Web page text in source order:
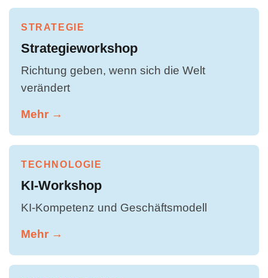
STRATEGIE
Strategieworkshop
Richtung geben, wenn sich die Welt
verändert
Mehr →
TECHNOLOGIE
KI-Workshop
KI-Kompetenz und Geschäftsmodell
Mehr →